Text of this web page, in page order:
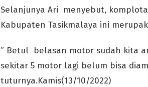
Selanjunya Ari menyebut,
Kabupaten Tasikmalaya ini
” Betul belasan motor sudah kita
sekitar 5 motor lagi belum bisa
tuturnya.Kamis(13/10/2022)